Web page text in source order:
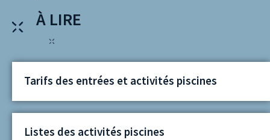
À LIRE
Tarifs des entrées et activités piscines
Listes des activités piscines